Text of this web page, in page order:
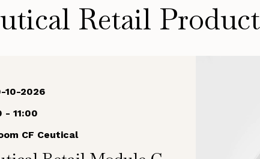
Retail
10-2026
- 11:00
CF Ceutical